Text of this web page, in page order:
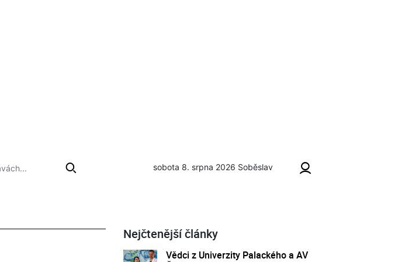
sobota 8. srpna 2026 Soběslav
Nejčtenější články
Vědci z Univerzity Palackého a AV